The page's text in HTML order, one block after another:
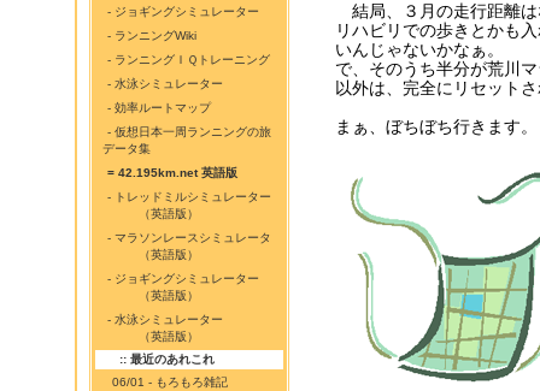
- ジョギングシミュレーター
- ランニングWiki
- ランニングＩＱトレーニング
- 水泳シミュレーター
- 効率ルートマップ
- 仮想日本一周ランニングの旅
データ集
= 42.195km.net 英語版
- トレッドミルシミュレーター
（英語版）
- マラソンレースシミュレータ
（英語版）
- ジョギングシミュレーター
（英語版）
- 水泳シミュレーター
（英語版）
:: 最近のあれこれ
06/01 - もろもろ雑記
結局、３月の走行距離
リハビリでの歩きとかも
いんじゃないかなぁ。
で、そのうち半分が荒川
以外は、完全にリセット
まぁ、ぼちぼち行きます。